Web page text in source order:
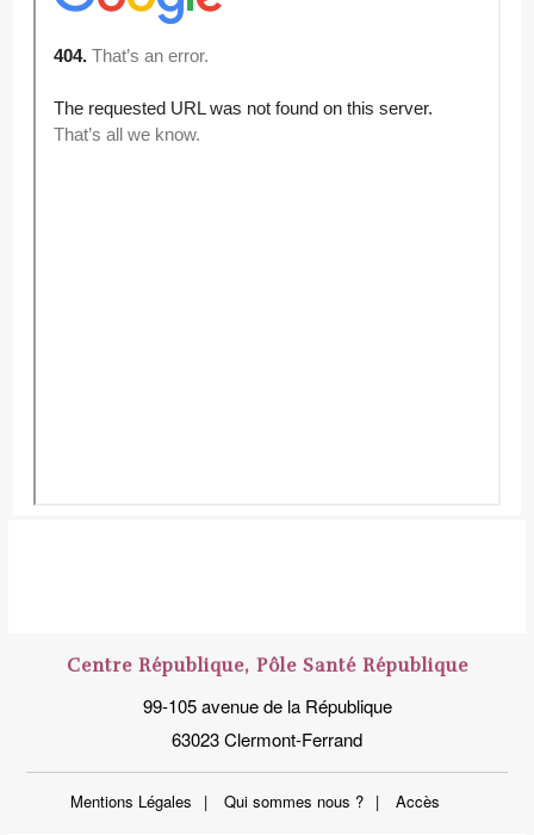
Centre République, Pôle Santé République
99-105 avenue de la République
63023 Clermont-Ferrand
Mentions Légales Qui sommes nous ? Accès